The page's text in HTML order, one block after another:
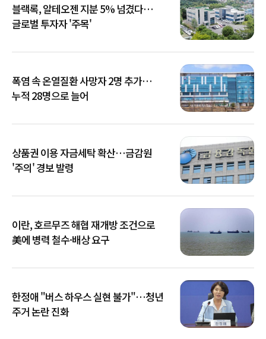
블랙록, 알테오젠 지분 5% 넘겼다…
글로벌 투자자 '주목'
폭염 속 온열질환 사망자 2명 추가…
누적 28명으로 늘어
상품권 이용 자금세탁 확산…금감원
'주의' 경보 발령
이란, 호르무즈 해협 재개방 조건으로
美에 병력 철수·배상 요구
한정애 "버스 하우스 실현 불가"…청년
주거 논란 진화